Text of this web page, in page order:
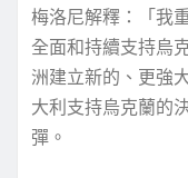
梅洛尼解釋：「我
全面和持續支持烏
洲建立新的、更強
大利支持烏克蘭的
彈。